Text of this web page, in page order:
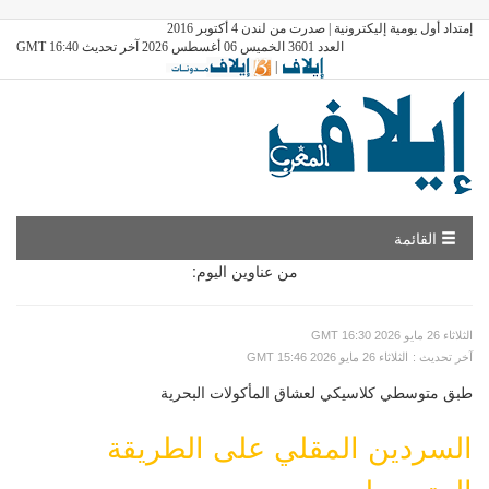
إمتداد أول يومية إليكترونية | صدرت من لندن 4 أكتوبر 2016
العدد 3601 الخميس 06 أغسطس 2026 آخر تحديث GMT 16:40
|
القائمة
من عناوين اليوم:
GMT الثلاثاء 26 مايو 2026 16:30
GMT الثلاثاء 26 مايو 2026 15:46
: آخر تحديث
طبق متوسطي كلاسيكي لعشاق المأكولات البحرية
السردين المقلي على الطريقة